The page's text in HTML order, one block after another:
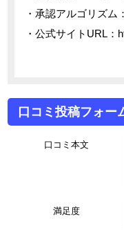
・承認アルゴリズム
・公式サイトURL：
口コミ投稿フォー
口コミ本文
満足度